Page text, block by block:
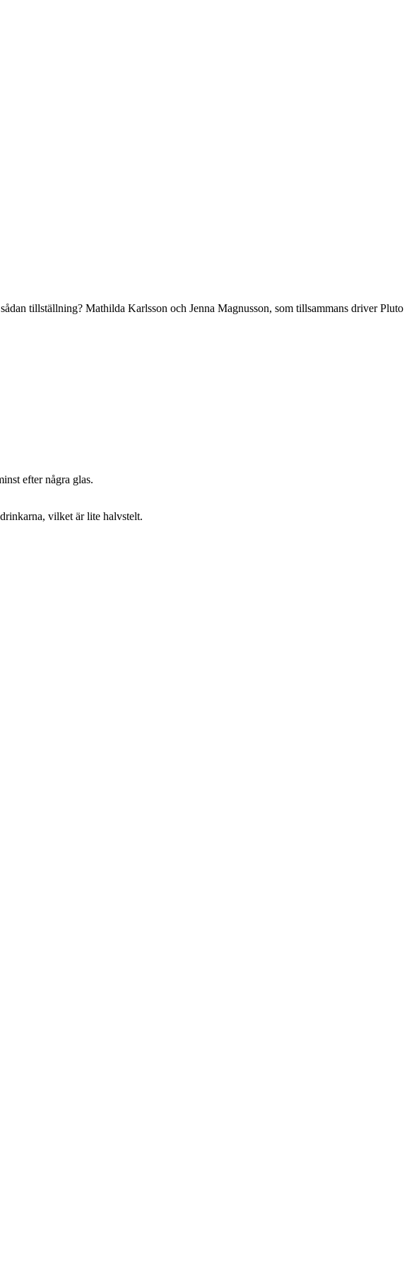
tillställning? Mathilda Karlsson och Jenna Magnusson, som tillsammans driver Pluto
efter några glas.
vilket är lite halvstelt.